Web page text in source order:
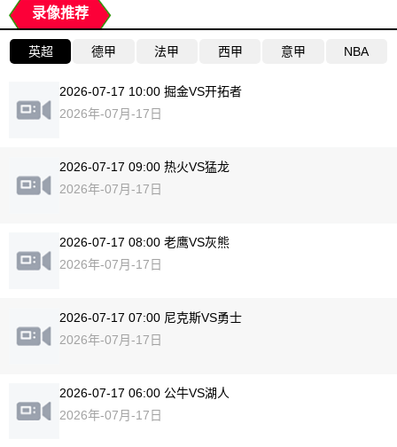
录像推荐
英超 德甲 法甲 西甲 意甲 NBA
2026-07-17 10:00 掘金VS开拓者
2026年-07月-17日
2026-07-17 09:00 热火VS猛龙
2026年-07月-17日
2026-07-17 08:00 老鹰VS灰熊
2026年-07月-17日
2026-07-17 07:00 尼克斯VS勇士
2026年-07月-17日
2026-07-17 06:00 公牛VS湖人
2026年-07月-17日